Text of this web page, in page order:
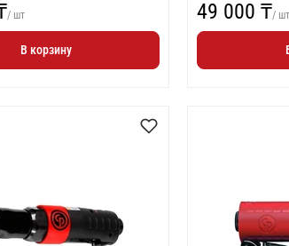
/ шт
В корзину
49 000 ₸/ шт